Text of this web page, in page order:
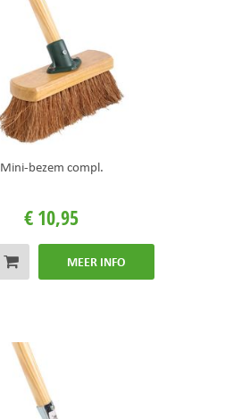
Mini-bezem compl.
€ 10,95
MEER INFO